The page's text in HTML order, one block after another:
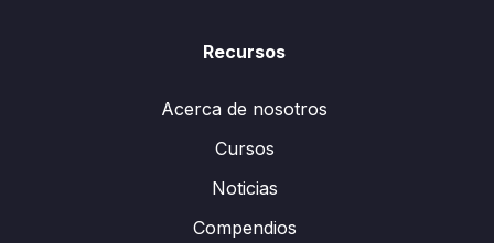
Recursos
Acerca de nosotros
Cursos
Noticias
Compendios